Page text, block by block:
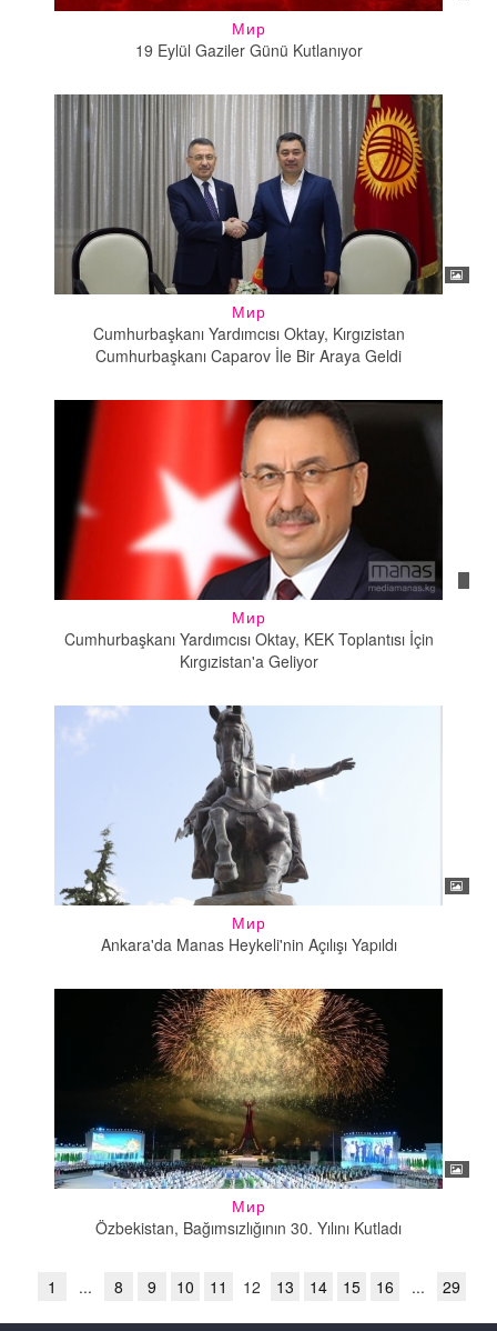
Мир
19 Eylül Gaziler Günü Kutlanıyor
Мир
Cumhurbaşkanı Yardımcısı Oktay, Kırgızistan
Cumhurbaşkanı Caparov İle Bir Araya Geldi
Мир
Cumhurbaşkanı Yardımcısı Oktay, KEK Toplantısı İçin
Kırgızistan'a Geliyor
Мир
Ankara'da Manas Heykeli'nin Açılışı Yapıldı
Мир
Özbekistan, Bağımsızlığının 30. Yılını Kutladı
1 ... 8 9 10 11 12 13 14 15 16 ... 29